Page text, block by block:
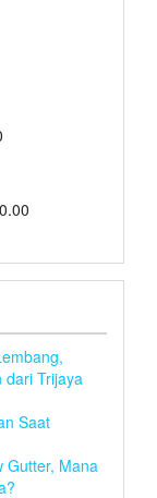
dari Trijaya
Saat
Gutter, Mana